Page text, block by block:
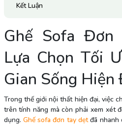
Kết Luận
Ghế Sofa
Lựa Chọn Tối
Gian Sống Hiện
Trong thế giới nội thất hiện đại, việc
trên tính năng mà còn phải xem xét
dụng. Ghế sofa đơn tay dẹtđã nhanh